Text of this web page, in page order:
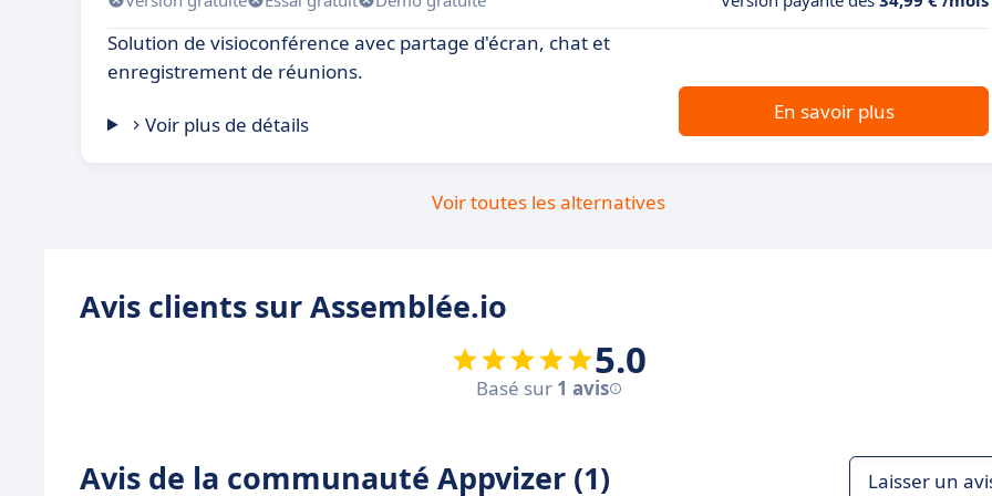
Solution de visioconférence avec partage d'écran, chat et
enregistrement de réunions.
Voir plus de détails
En savoir plus
Voir toutes les alternatives
Avis clients sur Assemblée.io
5.0
Basé sur 1 avis
Avis de la communauté Appvizer (1) Laisser un